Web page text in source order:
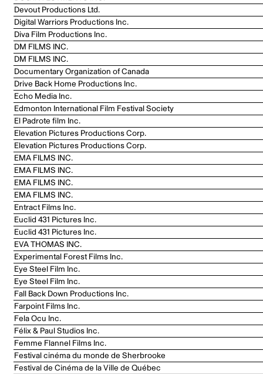
Devout Productions Ltd.
Digital Warriors Productions Inc.
Diva Film Productions Inc.
DM FILMS INC.
DM FILMS INC.
Documentary Organization of Canada
Drive Back Home Productions Inc.
Echo Media Inc.
Edmonton International Film Festival Society
El Padrote film Inc.
Elevation Pictures Productions Corp.
Elevation Pictures Productions Corp.
EMA FILMS INC.
EMA FILMS INC.
EMA FILMS INC.
EMA FILMS INC.
Entract Films Inc.
Euclid 431 Pictures Inc.
Euclid 431 Pictures Inc.
EVA THOMAS INC.
Experimental Forest Films Inc.
Eye Steel Film Inc.
Eye Steel Film Inc.
Fall Back Down Productions Inc.
Farpoint Films Inc.
Fela Ocu Inc.
Félix & Paul Studios Inc.
Femme Flannel Films Inc.
Festival cinéma du monde de Sherbrooke
Festival de Cinéma de la Ville de Québec